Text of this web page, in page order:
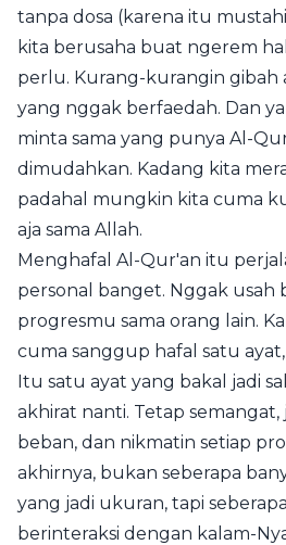
tanpa dosa (karena itu
kita berusaha buat ngerem
perlu. Kurang-kurangin
yang nggak berfaedah. Dan
minta sama yang punya Al-
dimudahkan. Kadang kita
padahal mungkin kita cuma
aja sama Allah.
Menghafal Al-Qur'an itu
personal banget. Nggak usah
progresmu sama orang lain.
cuma sanggup hafal satu
Itu satu ayat yang bakal jadi
akhirat nanti. Tetap semangat,
beban, dan nikmatin setiap
akhirnya, bukan seberapa
yang jadi ukuran, tapi
berinteraksi dengan kalam-